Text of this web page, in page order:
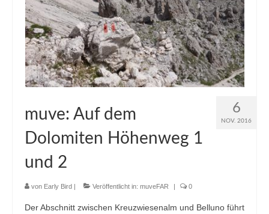
6
NOV. 2016
muve: Auf dem
Dolomiten Höhenweg 1
und 2
von Early Bird Veröffentlicht in: muveFAR 0
Der Abschnitt zwischen Kreuzwiesenalm und Belluno führt